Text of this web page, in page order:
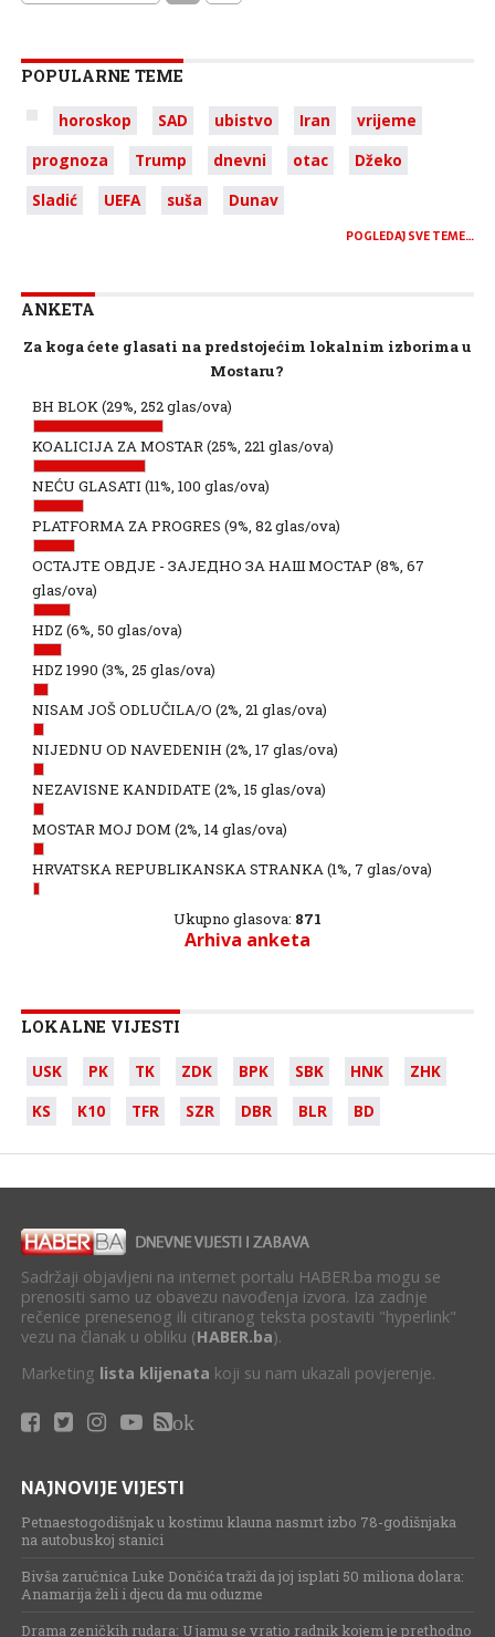
POPULARNE TEME
horoskop SAD ubistvo Iran
vrijeme
prognoza
Trump dnevni otac
Džeko
Sladić
UEFA suša Dunav
POGLEDAJ SVE TEME…
ANKETA
Za koga ćete glasati na predstojećim lokalnim izborima u
Mostaru?
BH BLOK(29%, 252 glas/ova)
KOALICIJA ZA MOSTAR(25%, 221 glas/ova)
NEĆU GLASATI (11%, 100 glas/ova)
PLATFORMA ZA PROGRES (9%, 82 glas/ova)
ОСТАЈТЕ ОВДЈЕ - ЗАЈЕДНО ЗА НАШ МОСТАР (8%, 67
glas/ova)
HDZ (6%, 50 glas/ova)
HDZ 1990 (3%, 25 glas/ova)
NISAM JOŠ ODLUČILA/O (2%, 21 glas/ova)
NIJEDNU OD NAVEDENIH (2%, 17 glas/ova)
NEZAVISNE KANDIDATE (2%, 15 glas/ova)
MOSTAR MOJ DOM (2%, 14 glas/ova)
HRVATSKA REPUBLIKANSKA STRANKA(1%, 7 glas/ova)
Ukupno glasova: 871
Arhiva anketa
LOKALNE VIJESTI
USK PK TK ZDK BPK SBK HNK
ZHK
KS
K10 TFR SZR DBR BLR BD
Sadržaji objavljeni na internet portalu HABER.ba mogu se
prenositi samo uz obavezu navođenja izvora. Iza zadnje
rečenice prenesenog ili citiranog teksta postaviti "hyperlink"
vezu na članak u obliku (HABER.ba).
Marketing lista klijenata koji su nam ukazali povjerenje.
ok
NAJNOVIJE VIJESTI
Petnaestogodišnjak u kostimu klauna nasmrt izbo 78-godišnjaka
na autobuskoj stanici
Bivša zaručnica Luke Dončića traži da joj isplati 50 miliona dolara:
Anamarija želi i djecu da mu oduzme
Drama zeničkih rudara: U jamu se vratio radnik kojem je prethodno